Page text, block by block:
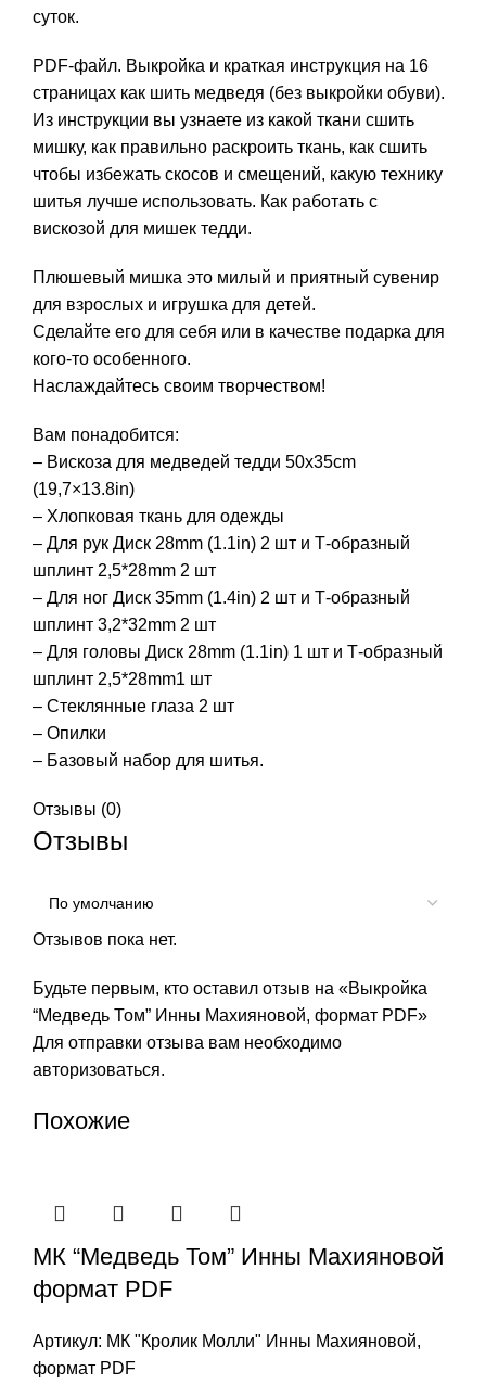
суток.
PDF-файл. Выкройка и краткая инструкция на 16
страницах как шить медведя (без выкройки обуви).
Из инструкции вы узнаете из какой ткани сшить
мишку, как правильно раскроить ткань, как сшить
чтобы избежать скосов и смещений, какую технику
шитья лучше использовать. Как работать с
вискозой для мишек тедди.
Плюшевый мишка это милый и приятный сувенир
для взрослых и игрушка для детей.
Сделайте его для себя или в качестве подарка для
кого-то особенного.
Наслаждайтесь своим творчеством!
Вам понадобится:
– Вискоза для медведей тедди 50х35cm
(19,7×13.8in)
– Хлопковая ткань для одежды
– Для рук Диск 28mm (1.1in) 2 шт и Т-образный
шплинт 2,5*28mm 2 шт
– Для ног Диск 35mm (1.4in) 2 шт и Т-образный
шплинт 3,2*32mm 2 шт
– Для головы Диск 28mm (1.1in) 1 шт и Т-образный
шплинт 2,5*28mm1 шт
– Стеклянные глаза 2 шт
– Опилки
– Базовый набор для шитья.
Отзывы (0)
Отзывы
Отзывов пока нет.
Будьте первым, кто оставил отзыв на «Выкройка
“Медведь Том” Инны Махияновой, формат PDF»
Для отправки отзыва вам необходимо
авторизоваться.
Похожие
МК “Медведь Том” Инны Махияновой
формат PDF
Артикул: МК "Кролик Молли" Инны Махияновой,
формат PDF